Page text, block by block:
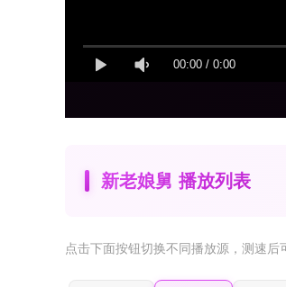
00:00 / 0:00
新老娘舅 播放列表
点击下面按钮切换不同播放源 ，测速